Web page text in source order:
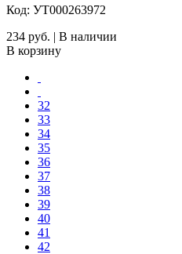
Код: УТ000263972
234 руб. | В наличии
В корзину
32
33
34
35
36
37
38
39
40
41
42